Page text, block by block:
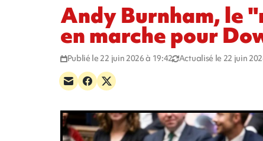
Andy Burnham, le
en marche pour
Publié le 22 juin 2026 à 19:42 Actualisé le 22 juin